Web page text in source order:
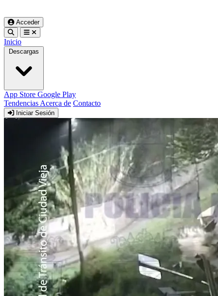
Acceder
Inicio
Descargas
App Store Google Play
Tendencias Acerca de Contacto
Iniciar Sesión